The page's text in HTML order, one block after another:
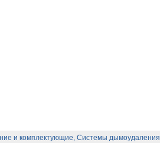
и комплектующие, Системы дымоудаления